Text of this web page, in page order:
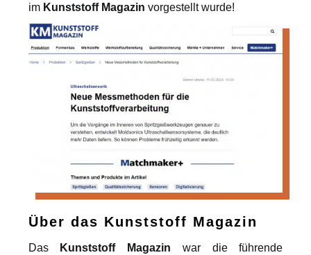
im Kunststoff Magazin vorgestellt wurde!
Über das Kunststoff Magazin
Das Kunststoff Magazin war die führende